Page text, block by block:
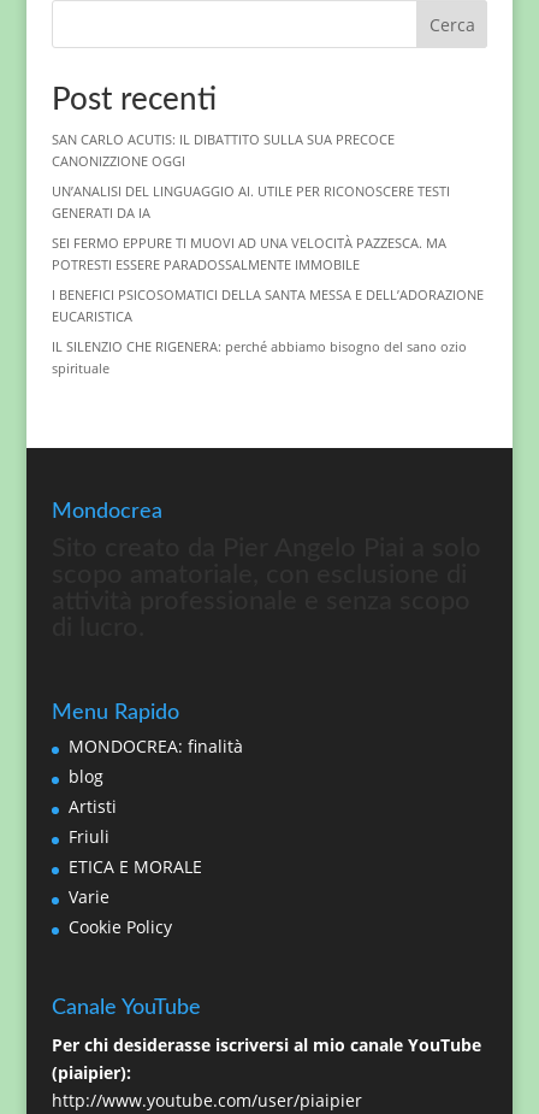
Cerca
Post recenti
SAN CARLO ACUTIS: IL DIBATTITO SULLA SUA PRECOCE
CANONIZZIONE OGGI
UN’ANALISI DEL LINGUAGGIO AI. UTILE PER RICONOSCERE TESTI
GENERATI DA IA
SEI FERMO EPPURE TI MUOVI AD UNA VELOCITÀ PAZZESCA. MA
POTRESTI ESSERE PARADOSSALMENTE IMMOBILE
I BENEFICI PSICOSOMATICI DELLA SANTA MESSA E DELL’ADORAZIONE
EUCARISTICA
IL SILENZIO CHE RIGENERA: perché abbiamo bisogno del sano ozio
spirituale
Mondocrea
Menu Rapido
MONDOCREA: finalità
blog
Artisti
Friuli
ETICA E MORALE
Varie
Cookie Policy
Canale YouTube
Per chi desiderasse iscriversi al mio canale YouTube
(piaipier):
http://www.youtube.com/user/piaipier